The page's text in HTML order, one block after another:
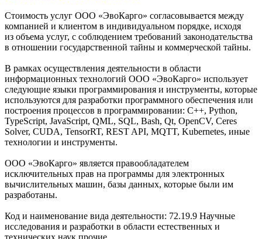
Стоимость услуг ООО «ЭвоКарго» согласовывается между
компанией и клиентом в индивидуальном порядке, исходя
из объема услуг, с соблюдением требований законодательства
в отношении государственной тайны и коммерческой тайны.
В рамках осуществления деятельности в области
информационных технологий ООО «ЭвоКарго» использует
следующие языки программирования и инструменты, которые
используются для разработки программного обеспечения или
построения процессов в программировании: C++, Python,
TypeScript, JavaScript, QML, SQL, Bash, Qt, OpenCV, Ceres
Solver, CUDA, TensorRT, REST API, MQTT, Kubernetes, иные
технологии и инструменты.
ООО «ЭвоКарго» является правообладателем
исключительных прав на программы для электронных
вычислительных машин, базы данных, которые были им
разработаны.
Код и наименование вида деятельности: 72.19.9 Научные
исследования и разработки в области естественных и
технических наук прочие.